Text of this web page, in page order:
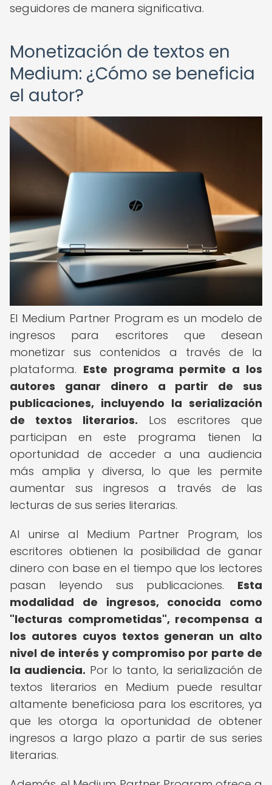
seguidores de manera significativa.
Monetización de textos en
Medium: ¿Cómo se beneficia
el autor?
El Medium Partner Program es un modelo de
ingresos para escritores que desean
monetizar sus contenidos a través de la
plataforma. Este programa permite a los
autores ganar dinero a partir de sus
publicaciones, incluyendo la serialización
de textos literarios. Los escritores que
participan en este programa tienen la
oportunidad de acceder a una audiencia
más amplia y diversa, lo que les permite
aumentar sus ingresos a través de las
lecturas de sus series literarias.
Al unirse al Medium Partner Program, los
escritores obtienen la posibilidad de ganar
dinero con base en el tiempo que los lectores
pasan leyendo sus publicaciones. Esta
modalidad de ingresos, conocida como
"lecturas comprometidas", recompensa a
los autores cuyos textos generan un alto
nivel de interés y compromiso por parte de
la audiencia. Por lo tanto, la serialización de
textos literarios en Medium puede resultar
altamente beneficiosa para los escritores, ya
que les otorga la oportunidad de obtener
ingresos a largo plazo a partir de sus series
literarias.